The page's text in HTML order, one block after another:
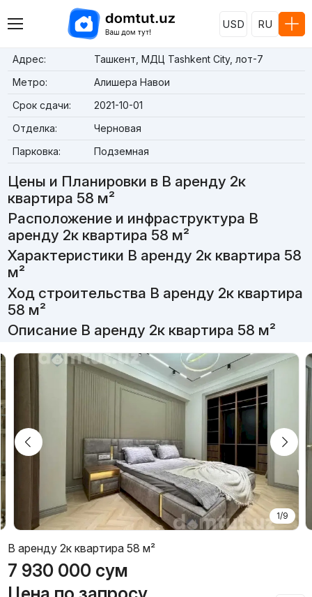
USD RU
Адрес:
Ташкент, МДЦ Tashkent City, лот-7
Метро:
Алишера Навои
Срок сдачи:
2021-10-01
Отделка:
Черновая
Парковка:
Подземная
Цены и Планировки в В аренду 2к
квартира 58 м²
Расположение и инфраструктура В
аренду 2к квартира 58 м²
Характеристики В аренду 2к квартира 58
м²
Ход строительства В аренду 2к квартира
58 м²
Описание В аренду 2к квартира 58 м²
1/9
В аренду 2к квартира 58 м²
7 930 000 сум